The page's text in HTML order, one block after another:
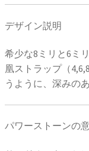
デザイン説明
希少な8ミリと6ミ
凰ストラップ（
うように、深みの
パワーストーンの